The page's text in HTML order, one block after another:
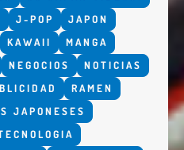
J-POP
JAPON
KAWAII
MANGA
NEGOCIOS
NOTICIAS
RAMEN
JAPONESES